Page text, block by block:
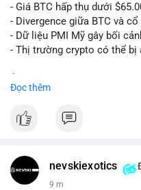
- Giá BTC hấp thụ dưới
- Divergence giữa BTC và
- Dữ liệu PMI Mỹ gây bối
- Thị trường crypto có thể
Đọc thêm
nevskiexotics
9 m